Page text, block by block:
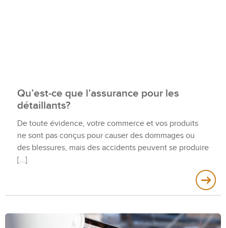
Qu’est-ce que l’assurance pour les
détaillants?
De toute évidence, votre commerce et vos produits
ne sont pas conçus pour causer des dommages ou
des blessures, mais des accidents peuvent se produire